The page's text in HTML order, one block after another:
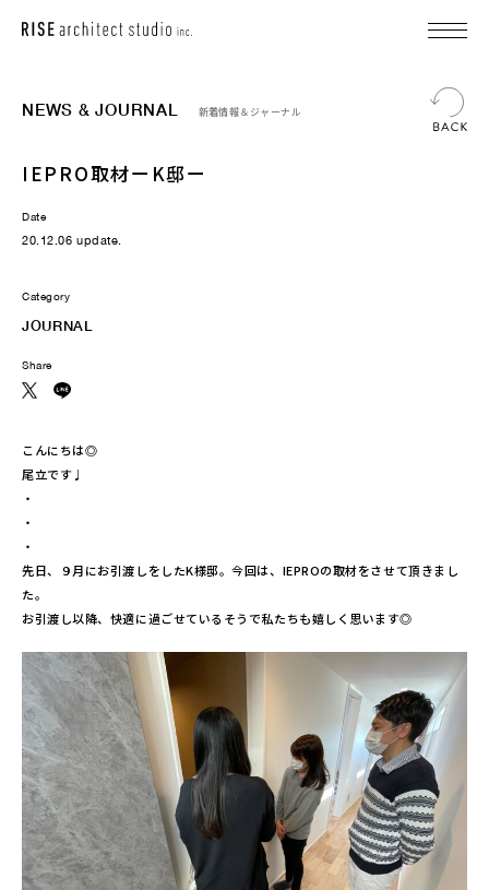
NEWS & JOURNAL 新着情報＆ジャーナル
IEPRO取材ーK邸ー
Date
20.12.06 update.
Category
JOURNAL
Share
こんにちは◎
尾立です♩
・
・
・
先日、９月にお引渡しをしたK様邸。今回は、IEPROの取材をさせて頂きまし
た。
お引渡し以降、快適に過ごせているそうで私たちも嬉しく思います◎